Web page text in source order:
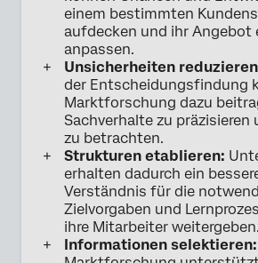
einem bestimmten
aufdecken und ihr Angebot
anpassen.
Unsicherheiten
der Entscheidungsfindung
Marktforschung dazu
Sachverhalte zu präzisieren
zu betrachten.
Strukturen etablieren:
erhalten dadurch ein
Verständnis für die
Zielvorgaben und
ihre Mitarbeiter weitergeben.
Informationen selektieren: